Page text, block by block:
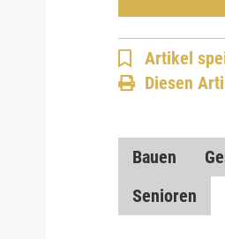
Artikel
Diesen
Bauen
Senioren